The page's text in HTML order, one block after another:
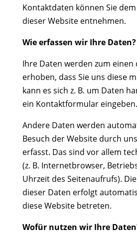
Kontaktdaten können Sie
dieser Website entnehmen.
Wie erfassen wir Ihre Daten?
Ihre Daten werden zum einen
erhoben, dass Sie uns diese
kann es sich z. B. um Daten
ein Kontaktformular eingeben.
Andere Daten werden
Besuch der Website durch
erfasst. Das sind vor allem
(z. B. Internetbrowser,
Uhrzeit des Seitenaufrufs).
dieser Daten erfolgt
diese Website betreten.
Wofür nutzen wir Ihre